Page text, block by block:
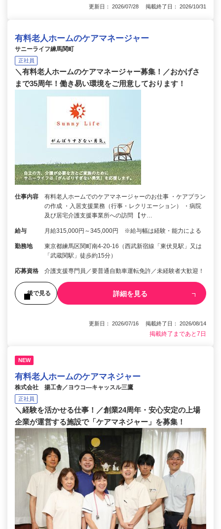
更新日： 2026/07/28 掲載終了日： 2026/10/31
有料老人ホームのケアマネージャー
サニーライフ練馬関町
正社員
＼有料老人ホームのケアマネージャー募集！／おかげさ
まで35周年！働き易い環境をご用意しております！
仕事内容
有料老人ホームでのケアマネージャーのお仕事 ・ケアプラン
の作成 ・入居支援業務（行事・レクリエーション） ・病院
及び居宅介護支援事業所への訪問 【サ…
給与 月給315,000円～345,000円 ※給与幅は経験・能力による
勤務地
東京都練馬区関町南4-20-16（西武新宿線「東伏見駅」又は
「武蔵関駅」徒歩約15分）
応募資格 介護支援専門員／要普通自動車運転免許／未経験者大歓迎！
後で見る 詳細を見る
更新日： 2026/07/16 掲載終了日： 2026/08/14
掲載終了まであと7日
NEW
有料老人ホームのケアマネジャー
株式会社 揚工舎／ヨウコ―キャッスル三鷹
正社員
＼経験を活かせる仕事！／創業24周年・安心安定の上場
企業が運営する施設で「ケアマネジャー」を募集！